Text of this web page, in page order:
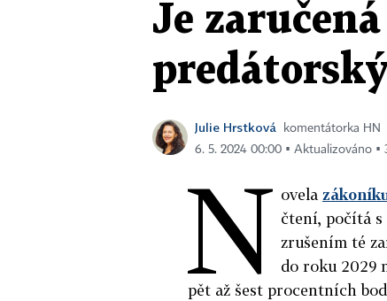
Je
Julie Hrstková
komentátorka HN
6. 5. 2024 00:00 ▪ Aktualizováno ▪
N ovela
čtení, počítá
zrušením té
do roku 2029
pět až šest procentních